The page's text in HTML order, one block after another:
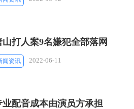
山打人案9名嫌犯全部落网
闻资讯 2022-06-11
业配音成本由演员方承担